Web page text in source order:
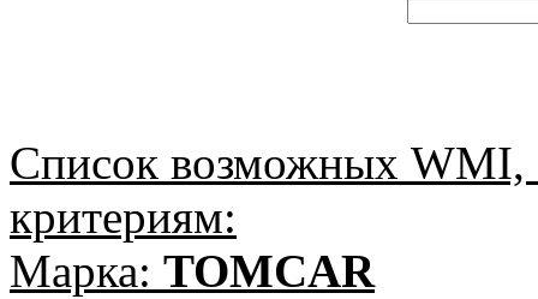
Список возможных
критериям:
Марка: TOMCAR